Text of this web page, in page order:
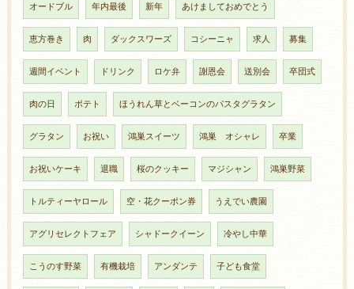
オードブル 年内最後 新年 あけましておめでとう
恵方巻き 肉 ダックスワーズ コシーニャ 求人 募集
週間イベント ドリンク ロケ弁 謝恩会 送別会 卒団式
肉の日 ポテト ほうれん草とベーコンのパスタグラタン
グラタン お祝い 鴻巣スイーツ 鴻巣 オシャレ 卒業
お祝いケーキ 退職 桜のクッキー マジシャン 鴻巣野菜
トルティーヤロール 空・花クーポン券 うえでい農園
アグリセレクトフェア シャドークイーン 冷やし中華
こうのす野菜 有機栽培 アンダンテ 子ども食堂